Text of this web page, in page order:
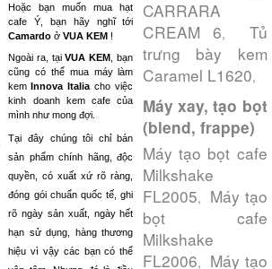
Hoặc bạn muốn mua hạt
cafe Ý, bạn hãy nghĩ tới
Camardo ởVUA KEM !
Ngoài ra, tạiVUA KEM
, bạn
cũng có thể mua máy làm
kem Innova Italia cho việc
kinh doanh kem cafe của
mình như mong đợi.
Tại đây chúng tôi chỉ bán
sản phẩm chính hãng, độc
quyền, có xuất xứ rõ ràng,
đóng gói chuẩn quốc tế, ghi
rõ ngày sản xuất, ngày hết
hạn sử dụng, hàng thương
hiệu vì vậy các bạn có thể
CARRARA
CREAM 6, Tủ
trưng bày kem
Caramel L1620,
Máy xay, tạo bọt
(blend, frappe)
Máy tạo bọt cafe
Milkshake
FL2005, Máy tạo
bọt cafe
Milkshake
FL2006, Máy tạo